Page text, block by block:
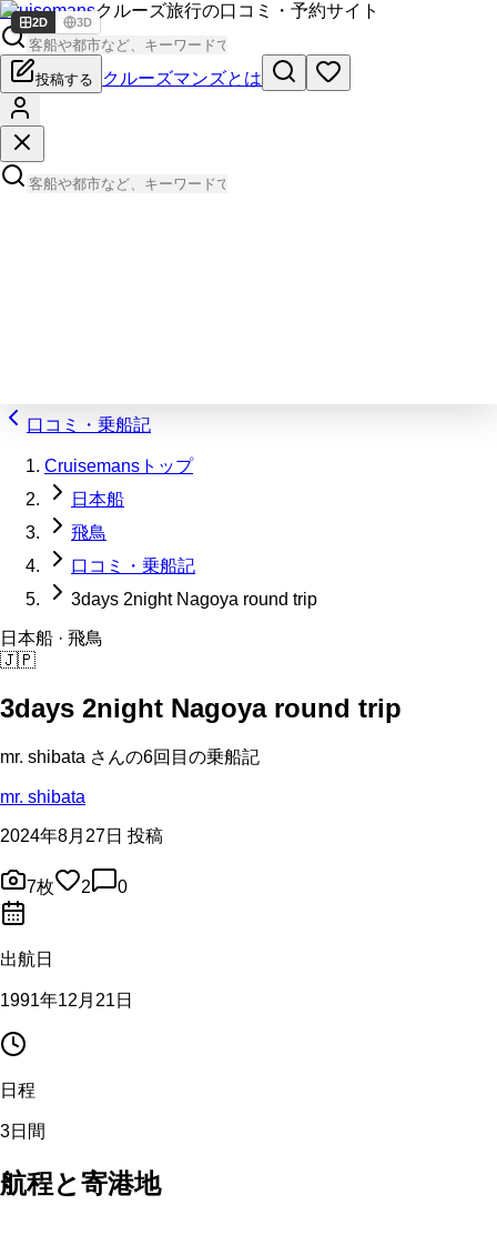
Cruisemansクルーズ旅行の口コミ・予約サイト
投稿する クルーズマンズとは
口コミ・乗船記
Cruisemansトップ
日本船
飛鳥
口コミ・乗船記
3days 2night Nagoya round trip
日本船 · 飛鳥
🇯🇵
3days 2night Nagoya round trip
mr. shibata さんの6回目の乗船記
mr. shibata
2024年8月27日 投稿
7枚 2 0
出航日
1991年12月21日
日程
3日間
航程と寄港地
2D 3D